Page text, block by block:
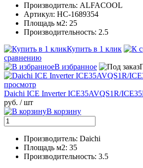
Производитель: ALFACOOL
Артикул: НС-1689354
Площадь м2: 25
Производительность: 2.5
Купить в 1 клик
сравнению
В избранное
просмотр
Daichi ICE Inverter ICE35AVQS1R/
руб. / шт
В корзину
Производитель: Daichi
Площадь м2: 35
Производительность: 3.5